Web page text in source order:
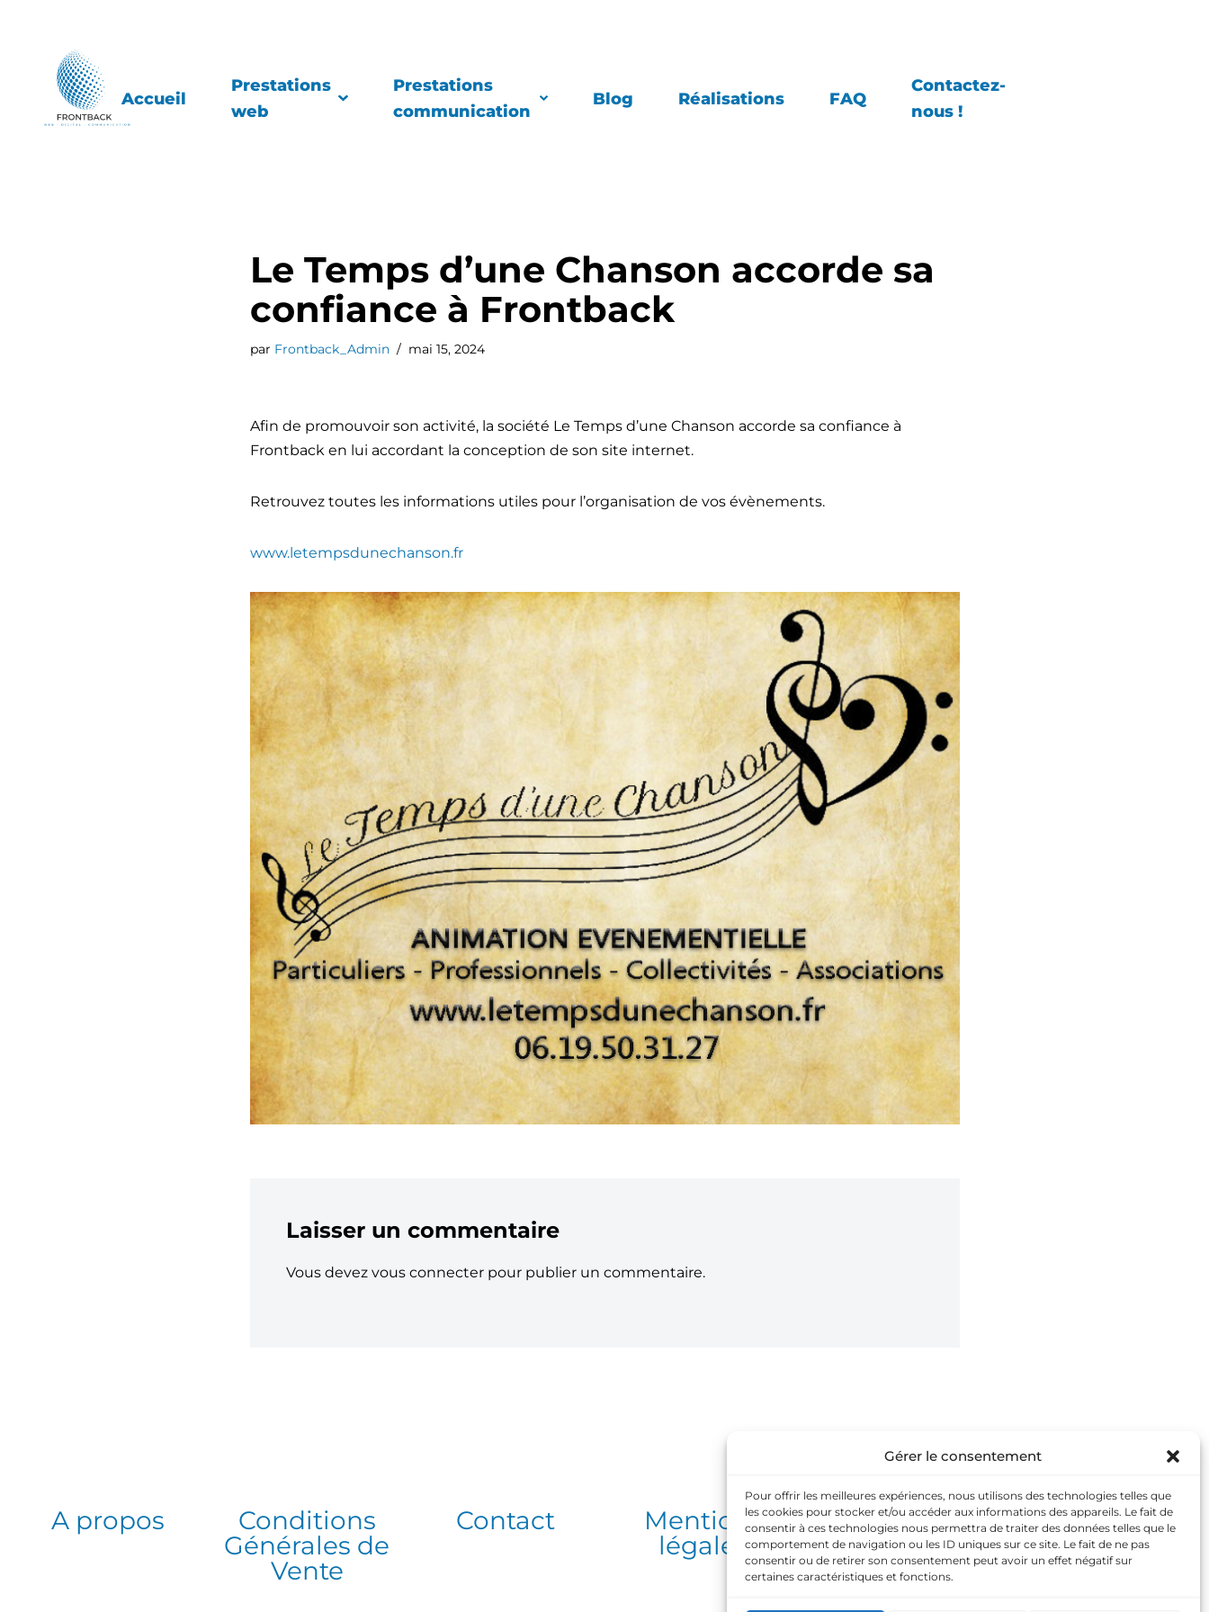
Gérer le consentement
Pour offrir les meilleures expériences, nous utilisons des technologies telles que
les cookies pour stocker et/ou accéder aux informations des appareils. Le fait de
consentir à ces technologies nous permettra de traiter des données telles que le
comportement de navigation ou les ID uniques sur ce site. Le fait de ne pas
consentir ou de retirer son consentement peut avoir un effet négatif sur
certaines caractéristiques et fonctions.
contenu
Accueil
Prestations
web
Prestations
communication
Blog Réalisations FAQ
Contactez-
nous !
Le Temps d’une Chanson accorde sa
confiance à Frontback
par Frontback_Admin mai 15, 2024
Afin de promouvoir son activité, la société Le Temps d’une Chanson accorde sa confiance à
Frontback en lui accordant la conception de son site internet.
Retrouvez toutes les informations utiles pour l’organisation de vos évènements.
www.letempsdunechanson.fr
Laisser un commentaire
Vous devez vous connecterpour publier un commentaire.
A propos
Conditions
Générales de
Vente
Contact
Mentions
légales
Cookies